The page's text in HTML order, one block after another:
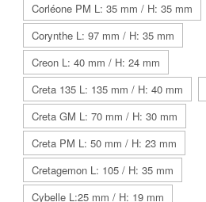
Corléone PM L: 35 mm / H: 35 mm
Corynthe L: 97 mm / H: 35 mm
Creon L: 40 mm / H: 24 mm
Creta 135 L: 135 mm / H: 40 mm
Creta GM L: 70 mm / H: 30 mm
Creta PM L: 50 mm / H: 23 mm
Cretagemon L: 105 / H: 35 mm
Cybelle L:25 mm / H: 19 mm